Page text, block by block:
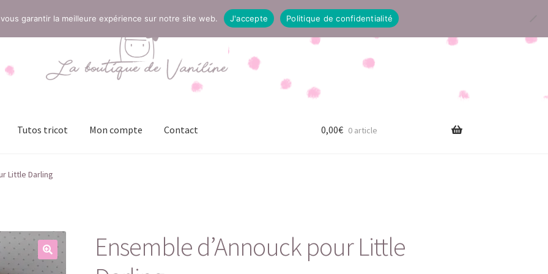
Tutos tricot Mon compte Contact
Mentions légales
0,00€ 0 article
Little Darling
Ensemble d’Annouck pour Little
garantir la meilleure expérience sur notre site web. J'accepte Politique de confidentialité